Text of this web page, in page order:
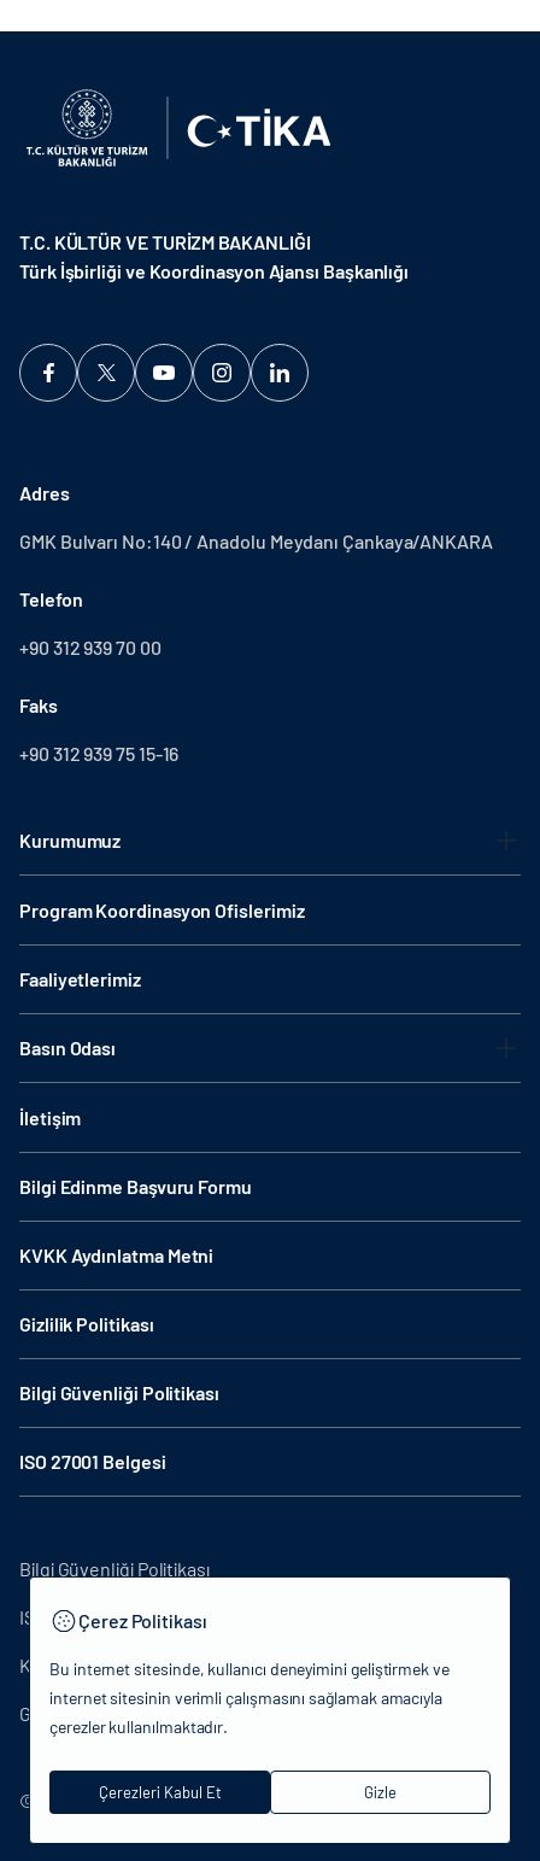
T.C. KÜLTÜR VE TURİZM BAKANLIĞI
Türk İşbirliği ve Koordinasyon Ajansı Başkanlığı
Adres
GMK Bulvarı No:140 / Anadolu Meydanı Çankaya/ANKARA
Telefon
+90 312 939 70 00
Faks
+90 312 939 75 15-16
Kurumumuz
Program Koordinasyon Ofislerimiz
Faaliyetlerimiz
Basın Odası
İletişim
Bilgi Edinme Başvuru Formu
KVKK Aydınlatma Metni
Gizlilik Politikası
Bilgi Güvenliği Politikası
ISO 27001 Belgesi
© 2024 T.C.Kütlür ve Turizm Bakanlığı - Tüm hakları saklıdır.
Bilgi Güvenliği Politikası
ISO27001
KVKK Aydınlatma Metni
Gizlilik Politikası
Çerez Politikası
Bu internet sitesinde, kullanıcı deneyimini geliştirmek ve
internet sitesinin verimli çalışmasını sağlamak amacıyla
çerezler kullanılmaktadır.
Çerezleri Kabul Et Gizle